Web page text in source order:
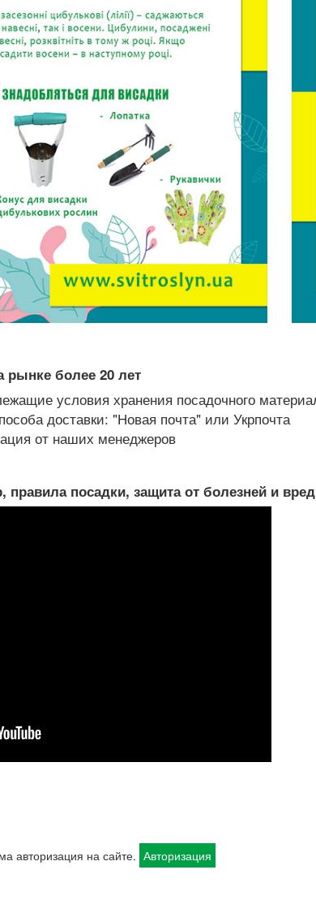
рынке более 20 лет
условия хранения посадочного
доставки: "Новая почта" или Укрпочта
от наших менеджеров
посадки, защита от болезней и
авторизация на сайте. Авторизация